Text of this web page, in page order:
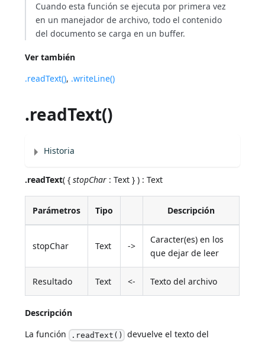
Cuando esta función se ejecuta por primera vez
en un manejador de archivo, todo el contenido
del documento se carga en un buffer.
Ver también
.readText(), .writeLine()
.readText()
Historia
.readText( {stopChar : Text } ) : Text
Parámetros Tipo Descripción
stopChar Text ->
Caracter(es) en los
que dejar de leer
Resultado Text <- Texto del archivo
Descripción
La función .readText() devuelve el texto del